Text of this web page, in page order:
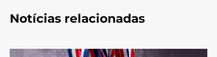
Notícias relacionadas